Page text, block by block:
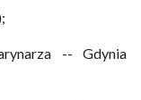
-- Gdynia